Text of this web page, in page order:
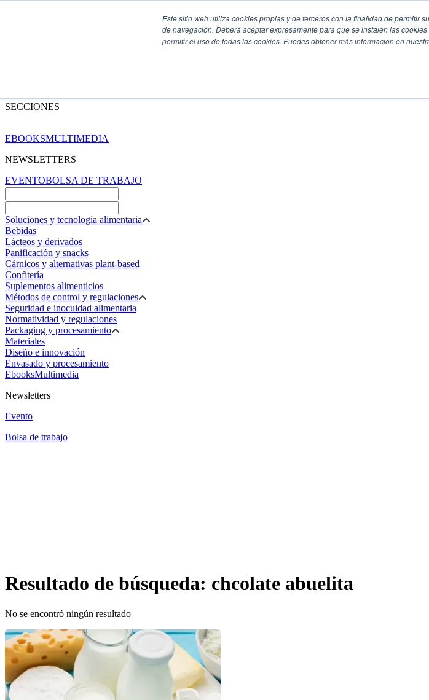
Este sitio web utiliza cookies propias y de terceros con la finalidad de permitir
de navegación. Deberá aceptar expresamente para que se instalen las
permitir el uso de todas las cookies. Puedes obtener más información en
SECCIONES
EBOOKSMULTIMEDIA
NEWSLETTERS
EVENTOBOLSA DE TRABAJO
Soluciones y tecnología alimentaria
Bebidas
Lácteos y derivados
Panificación y snacks
Cárnicos y alternativas plant-based
Confitería
Suplementos alimenticios
Métodos de control y regulaciones
Seguridad e inocuidad alimentaria
Normatividad y regulaciones
Packaging y procesamiento
Materiales
Diseño e innovación
Envasado y procesamiento
EbooksMultimedia
Newsletters
Evento
Bolsa de trabajo
Resultado de búsqueda: chcolate abuelita
No se encontró ningún resultado